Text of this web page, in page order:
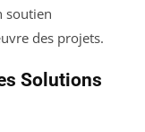
soutien
des projets.
Solutions